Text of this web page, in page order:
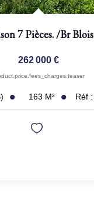
7 Pièces. /brBlois
262 000 €
163 M² Réf :